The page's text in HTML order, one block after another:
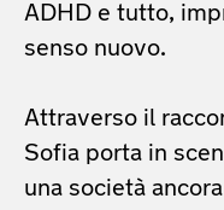
ADHD e tutto,
senso nuovo.
Attraverso il
Sofia porta in
una società